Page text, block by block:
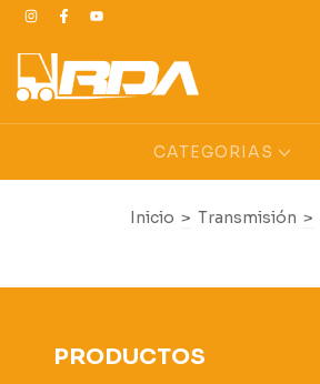
CATEGORIAS
Inicio > Transmisión >
PRODUCTOS